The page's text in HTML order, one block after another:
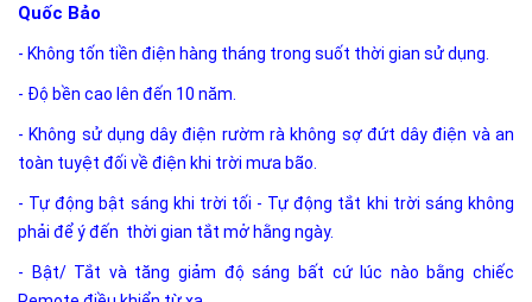
Quốc Bảo
- Không tốn tiền điện hàng tháng trong suốt thời gian sử dụng.
- Độ bền cao lên đến 10 năm.
- Không sử dụng dây điện rườm rà không sợ đứt dây điện và an
toàn tuyệt đối về điện khi trời mưa bão.
- Tự động bật sáng khi trời tối - Tự động tắt khi trời sáng không
phải để ý đến thời gian tắt mở hằng ngày.
- Bật/ Tắt và tăng giảm độ sáng bất cứ lúc nào bằng chiếc